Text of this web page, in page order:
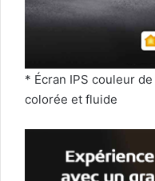
* Écran IPS couleur
colorée et fluide